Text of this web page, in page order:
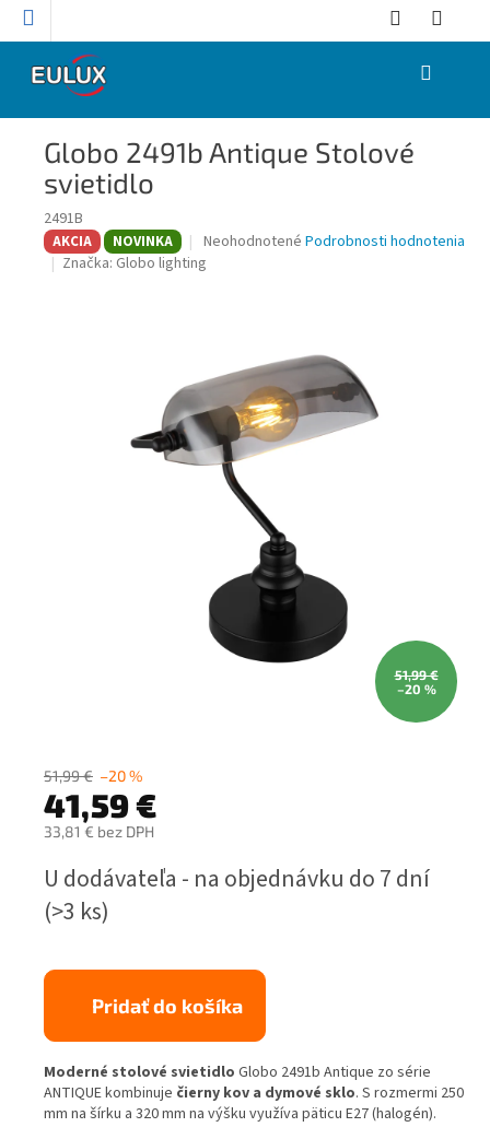
Prejsť
NÁKUPNÝ
Globo 2491b Antique Stolové
svietidlo
2491B
AKCIA NOVINKA
Priemerné
hodnotenie
hviezdičiek.
Neohodnotené Podrobnosti hodnotenia
Značka: Globo lighting
51,99 €
–20 %
51,99 € –20 %
41,59 €
33,81 € bez DPH
cena:
U dodávateľa - na objednávku do 7 dní
(>3 ks)
Pridať do košíka
Moderné stolové svietidlo Globo 2491b Antique zo série
ANTIQUE kombinuje čierny kov a dymové sklo. S rozmermi 250
mm na šírku a 320 mm na výšku využíva päticu E27 (halogén).